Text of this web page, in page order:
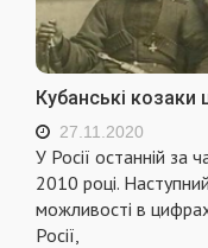
Кубанські козаки
27.11.2020
У Росії останній за
2010 році.
можливості в
Росії,